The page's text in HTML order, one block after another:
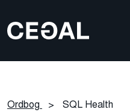
Ordbog > SQL Health